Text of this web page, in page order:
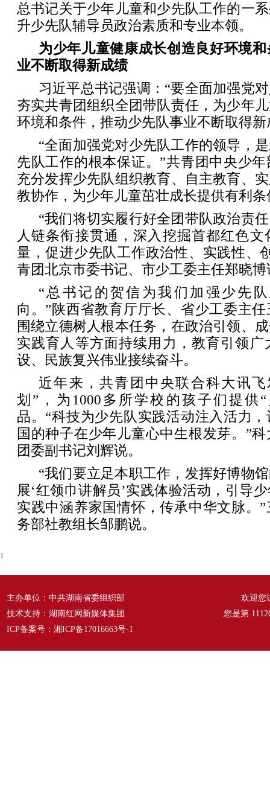
总书记关于少年儿童和少先队工作的一
升少先队辅导员政治素质和专业本领。
为少年儿童健康成长创造良好环境
业不断取得新成绩
习近平总书记强调：“要全面加强党
夯实共青团组织全团带队责任，为少年
环境和条件，推动少先队事业不断取得新
“全面加强党对少先队工作的领导，
先队工作的根本保证。”共青团中央少
充分发挥少先队组织教育、自主教育、
教协作，为少年儿童茁壮成长提供有利
“我们将切实履行好全团带队政治责
人链条衔接贯通，深入挖掘首都红色
量，促进少先队工作政治性、实践性、
青团北京市委书记、市少工委主任郑晓博
“总书记的贺信为我们加强少先
向。”陕西省教育厅厅长、省少工委主
围绕立德树人根本任务，在政治引领、
实践育人等方面持续用力，教育引领广
设、民族复兴伟业接续奋斗。
近年来，共青团中央联合科大讯
划”，为1000多所学校的孩子们提供
品。“科技为少先队实践活动注入活力
国的种子在少年儿童心中生根发芽。”
团委副书记刘辉说。
“我们要立足本职工作，发挥好博物
展‘红领巾讲解员’实践体验活动，引导
实践中涵养家国情怀，传承中华文脉。
务部社教组长邹鹏说。
1
主办单位：中共湖南省委组织部
技术支持：湖南红网新媒体集团
ICP备案号： 湘ICP备17016663号-1
欢迎您
您是第